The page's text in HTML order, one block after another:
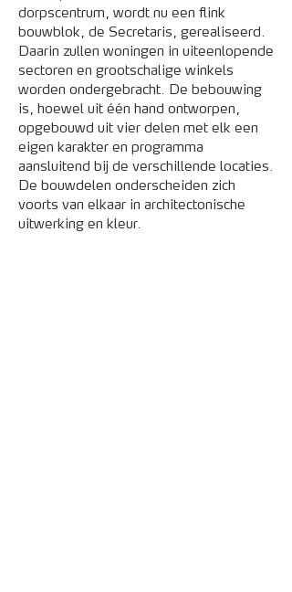
dorpscentrum, wordt nu een flink
bouwblok, de Secretaris, gerealiseerd.
Daarin zullen woningen in uiteenlopende
sectoren en grootschalige winkels
worden ondergebracht. De bebouwing
is, hoewel uit één hand ontworpen,
opgebouwd uit vier delen met elk een
eigen karakter en programma
aansluitend bij de verschillende locaties.
De bouwdelen onderscheiden zich
voorts van elkaar in architectonische
uitwerking en kleur.